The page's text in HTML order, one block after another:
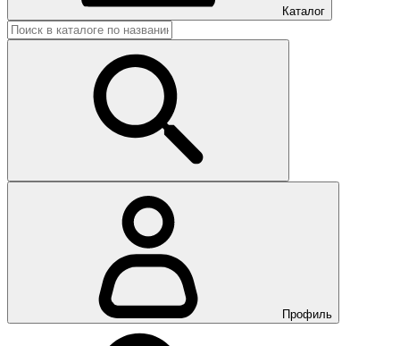
Каталог
Профиль